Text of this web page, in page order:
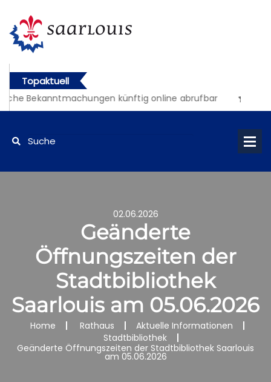
Topaktuell
Bekanntmachungen künftig online abrufbar
02.06.2026
Geänderte
Öffnungszeiten der
Stadtbibliothek
Saarlouis am 05.06.2026
Home Rathaus
Aktuelle Informationen
Stadtbibliothek
Geänderte Öffnungszeiten der Stadtbibliothek Saarlouis
am 05.06.2026